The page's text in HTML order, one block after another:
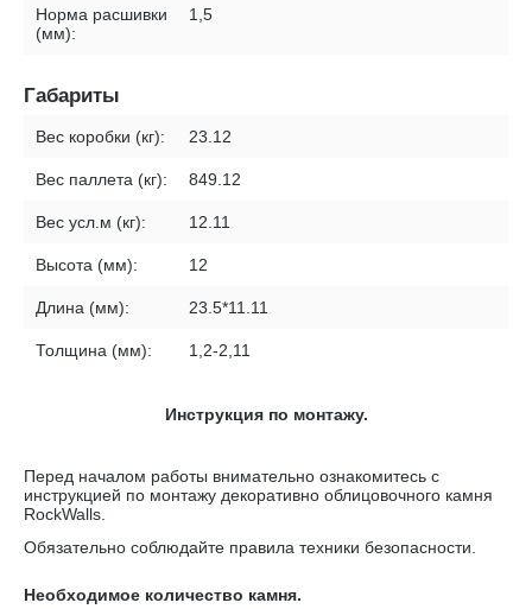
Норма расшивки
(мм):
1,5
Габариты
Вес коробки (кг): 23.12
Вес паллета (кг): 849.12
Вес усл.м (кг): 12.11
Высота (мм): 12
Длина (мм): 23.5*11.11
Толщина (мм): 1,2-2,11
Инструкция по монтажу.
Перед началом работы внимательно ознакомитесь с
инструкцией по монтажу декоративно облицовочного камня
RockWalls
Обязательно соблюдайте правила техники безопасности.
Необходимое количество камня.